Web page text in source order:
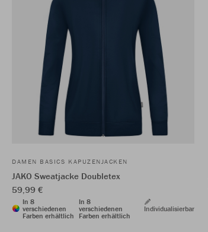
DAMEN BASICS KAPUZENJACKEN
JAKO Sweatjacke Doubletex
59,99 €
In 8
verschiedenen
Farben erhältlich
In 8
verschiedenen
Farben erhältlich
Individualisierbar